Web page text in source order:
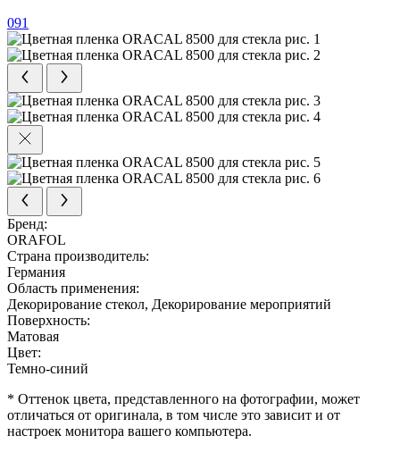
091
Бренд:
ORAFOL
Страна производитель:
Германия
Область применения:
Декорирование стекол, Декорирование мероприятий
Поверхность:
Матовая
Цвет:
Темно-синий
* Оттенок цвета, представленного на фотографии, может
отличаться от оригинала, в том числе это зависит и от
настроек монитора вашего компьютера.